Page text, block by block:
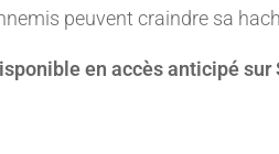
peuvent craindre sa
en accès anticipé sur